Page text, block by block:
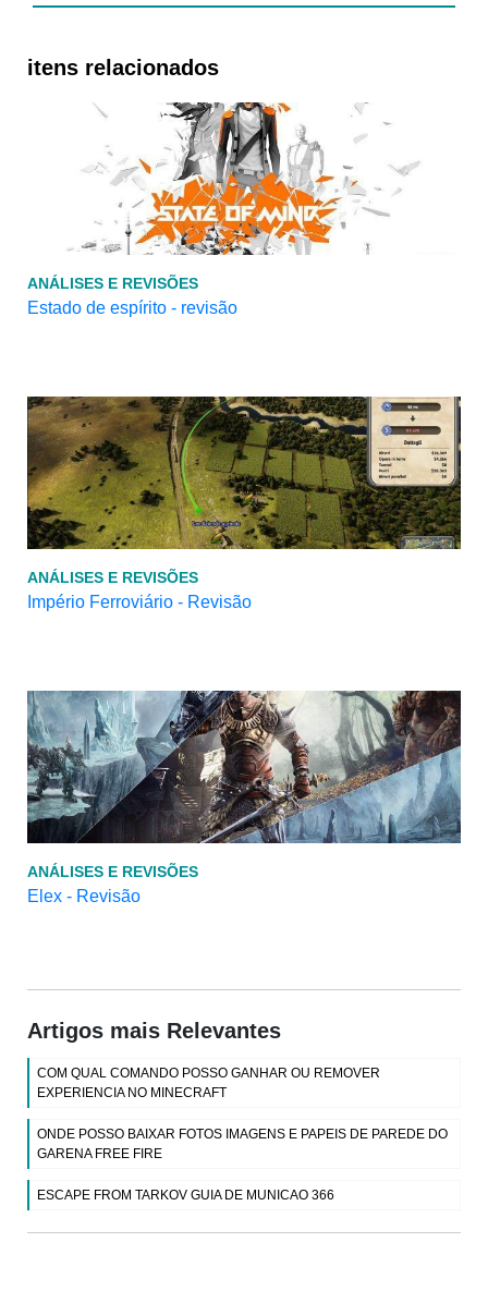
itens relacionados
ANÁLISES E REVISÕES
Estado de espírito - revisão
ANÁLISES E REVISÕES
Império Ferroviário - Revisão
ANÁLISES E REVISÕES
Elex - Revisão
Artigos mais Relevantes
COM QUAL COMANDO POSSO GANHAR OU REMOVER
EXPERIENCIA NO MINECRAFT
ONDE POSSO BAIXAR FOTOS IMAGENS E PAPEIS DE PAREDE DO
GARENA FREE FIRE
ESCAPE FROM TARKOV GUIA DE MUNICAO 366